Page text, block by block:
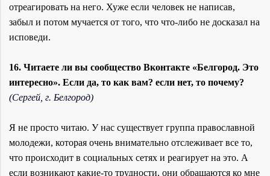
отреагировать на него. Хуже если человек не написав,
забыл и потом мучается от того, что что-либо не досказал на
исповеди.
16. Читаете ли вы сообщество Вконтакте «Белгород. Это
интересно». Если да, то как вам? если нет, то почему?
(Сергей, г. Белгород)
Я не просто читаю. У нас существует группа православной
молодежи, которая очень внимательно отслеживает все то,
что происходит в социальных сетях и реагирует на это. А
если возникают какие-то трудности, они обращаются ко мне